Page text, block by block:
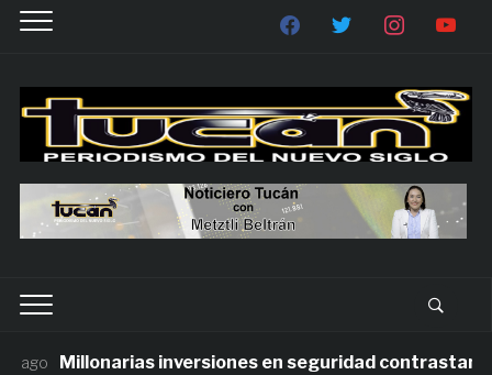
Millonarias inversiones en seguridad contrastan